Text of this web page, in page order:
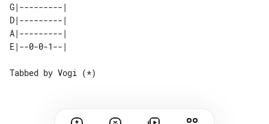
G|---------|
D|---------|
A|---------|